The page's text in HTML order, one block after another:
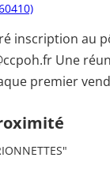
inscription au
Une
premier